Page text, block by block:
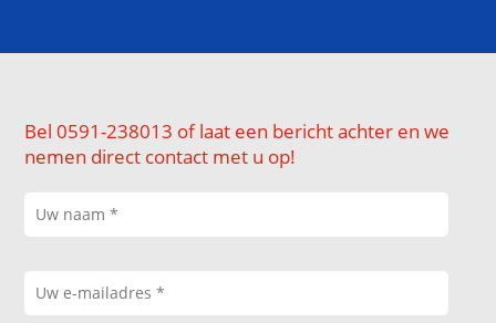
Bel 0591-238013 of laat een bericht achter en we
nemen direct contact met u op!